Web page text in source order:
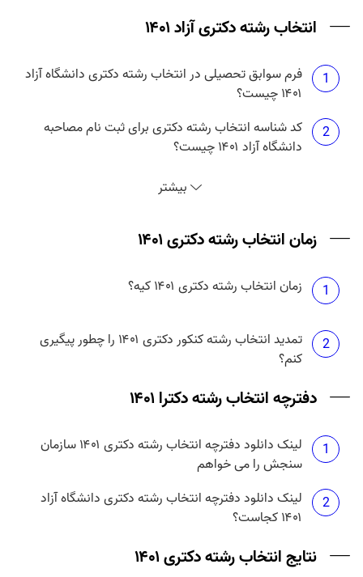
انتخاب رشته دکتری آزاد ۱۴۰۱
1
فرم سوابق تحصیلی در انتخاب رشته دکتری دانشگاه آزاد
۱۴۰۱ چیست؟
2
کد شناسه انتخاب رشته دکتری برای ثبت نام مصاحبه
دانشگاه آزاد ۱۴۰۱ چیست؟
انتخاب رشته دکتری آزاد ۱۴۰۱ چه زمانی است؟
حداکثر تعداد انتخاب رشته دکتری آزاد ۱۴۰۱ چند تا است؟
5
بیشتر
زمان انتخاب رشته دکتری ۱۴۰۱
1 زمان انتخاب رشته دکتری ۱۴۰۱ کیه؟
2
تمدید انتخاب رشته کنکور دکتری ۱۴۰۱ را چطور پیگیری
کنم؟
دفترچه انتخاب رشته دکترا ۱۴۰۱
1
لینک دانلود دفترچه انتخاب رشته دکتری ۱۴۰۱ سازمان
سنجش را می خواهم
2
لینک دانلود دفترچه انتخاب رشته دکتری دانشگاه آزاد
۱۴۰۱ کجاست؟
نتایج انتخاب رشته دکتری ۱۴۰۱